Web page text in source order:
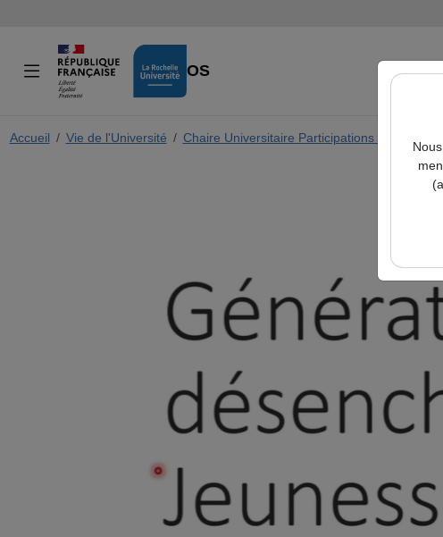
VIDÉOS
Accueil Vie de l'Université Chaire Universitaire Participations Médiation